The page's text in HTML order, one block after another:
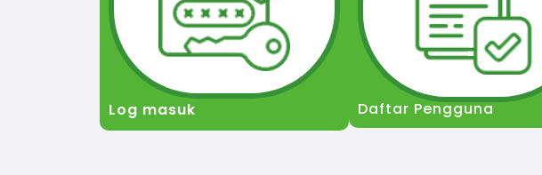
Log masuk Daftar Pengguna